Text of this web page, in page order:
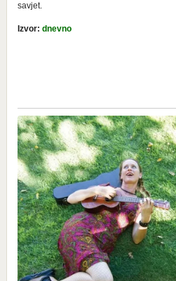
savjet.
Izvor: dnevno